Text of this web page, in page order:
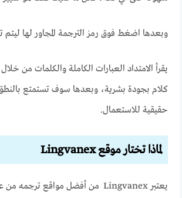
وبعدها اضغط فوق رمز الترجمة المجاور لها ليتم
يقرأ الامتداد العبارات الكاملة والكلمات من
كلام بجودة بشرية، وبعدها سوف تستمتع
حقيقية للاستعمال.
لماذا تختار موقع Lingvanex
يعتبر Lingvanex من أفضل
مواقع ترجمه من